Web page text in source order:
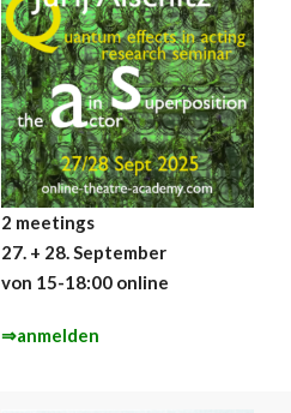
2 meetings
27. + 28. September
von 15-18:00 online
⇒anmelden